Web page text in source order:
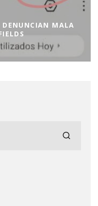
DENUNCIAN MALA